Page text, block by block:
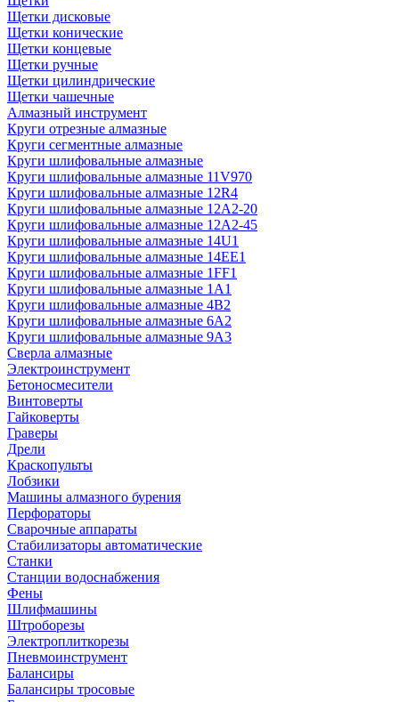
Щетки дисковые
Щетки конические
Щетки концевые
Щетки ручные
Щетки цилиндрические
Щетки чашечные
Алмазный инструмент
Круги отрезные алмазные
Круги сегментные алмазные
Круги шлифовальные алмазные
Круги шлифовальные алмазные 11V970
Круги шлифовальные алмазные 12R4
Круги шлифовальные алмазные 12А2-20
Круги шлифовальные алмазные 12А2-45
Круги шлифовальные алмазные 14U1
Круги шлифовальные алмазные 14ЕЕ1
Круги шлифовальные алмазные 1FF1
Круги шлифовальные алмазные 1А1
Круги шлифовальные алмазные 4В2
Круги шлифовальные алмазные 6A2
Круги шлифовальные алмазные 9А3
Сверла алмазные
Электроинструмент
Бетоносмесители
Винтоверты
Гайковерты
Граверы
Дрели
Краскопульты
Лобзики
Машины алмазного бурения
Перфораторы
Сварочные аппараты
Стабилизаторы автоматические
Станки
Станции водоснабжения
Фены
Шлифмашины
Штроборезы
Электроплиткорезы
Пневмоинструмент
Балансиры
Балансиры тросовые